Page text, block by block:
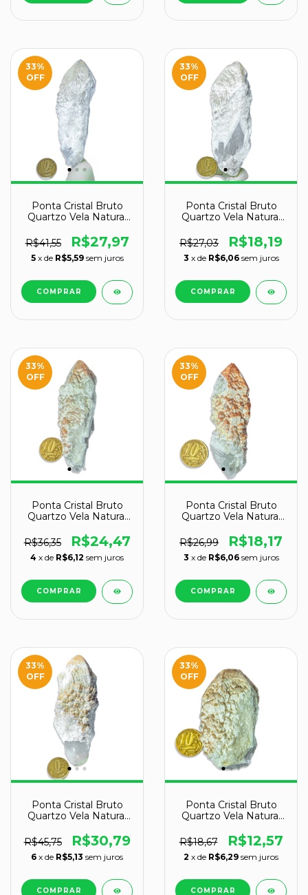
33%
OFF
Ponta Cristal Bruto
Quartzo Vela Natural
133 g
R$41,55 R$27,97
5 x de R$5,59 sem juros
33%
OFF
Ponta Cristal Bruto
Quartzo Vela Natural
169 g
R$27,03 R$18,19
3 x de R$6,06 sem juros
33%
OFF
Ponta Cristal Bruto
Quartzo Vela Natural
112 g
R$36,35 R$24,47
4 x de R$6,12 sem juros
33%
OFF
Ponta Cristal Bruto
Quartzo Vela Natural
g
R$26,99 R$18,17
3 x de R$6,06 sem juros
33%
OFF
Ponta Cristal Bruto
Quartzo Vela Natural
110 g
R$45,75 R$30,79
6 x de R$5,13 sem juros
33%
OFF
Ponta Cristal Bruto
Quartzo Vela Natural
g
R$18,67 R$12,57
2 x de R$6,29 sem juros